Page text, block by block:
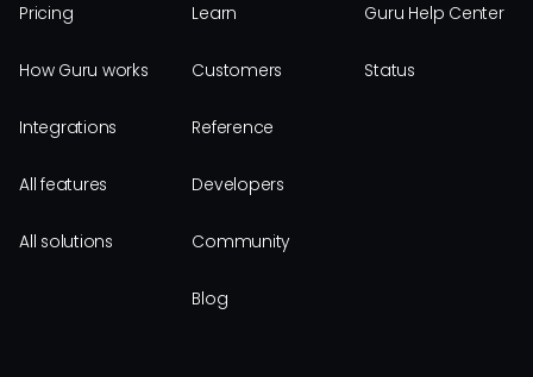
Pricing
How Guru works
Integrations
All features
All solutions
Learn
Customers
Reference
Developers
Community
Blog
Guru Help Center
Status